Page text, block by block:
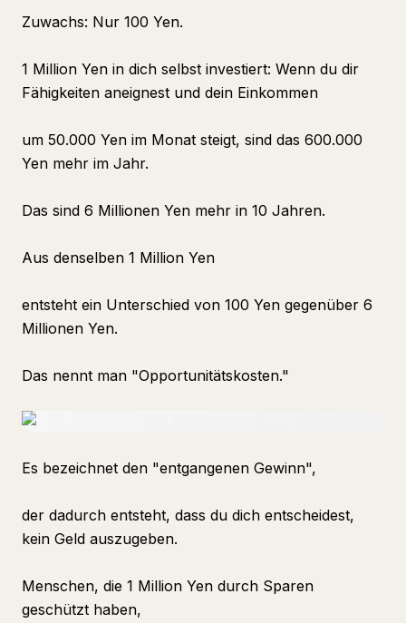
Zuwachs: Nur 100 Yen.
1 Million Yen in dich selbst investiert: Wenn du dir
Fähigkeiten aneignest und dein Einkommen
um 50.000 Yen im Monat steigt, sind das 600.000
Yen mehr im Jahr.
Das sind 6 Millionen Yen mehr in 10 Jahren.
Aus denselben 1 Million Yen
entsteht ein Unterschied von 100 Yen gegenüber 6
Millionen Yen.
Das nennt man "Opportunitätskosten."
Es bezeichnet den "entgangenen Gewinn",
der dadurch entsteht, dass du dich entscheidest,
kein Geld auszugeben.
Menschen, die 1 Million Yen durch Sparen
geschützt haben,